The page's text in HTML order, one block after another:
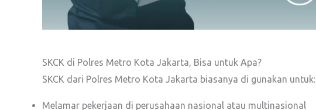
SKCK di Polres Metro Kota Jakarta, Bisa untuk Apa?
SKCK dari Polres Metro Kota Jakarta biasanya di gunakan untuk:
Melamar pekerjaan di perusahaan nasional atau multinasional